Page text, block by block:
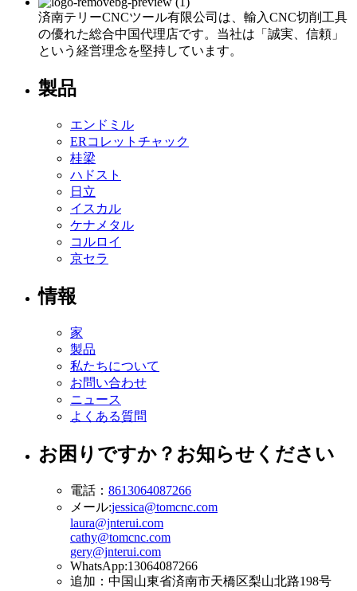
済南テリーCNCツール有限公司は、輸入CNC切削工具
の優れた総合中国代理店です。当社は「誠実、信頼」
という経営理念を堅持しています。
製品
エンドミル
ERコレットチャック
桂梁
ハドスト
日立
イスカル
ケナメタル
コルロイ
京セラ
情報
家
製品
私たちについて
お問い合わせ
ニュース
よくある質問
お困りですか？お知らせください
電話： 8613064087266
メール:jessica@tomcnc.com
laura@jnterui.com
cathy@tomcnc.com
gery@jnterui.com
WhatsApp:13064087266
追加： 中国山東省済南市天橋区梨山北路198号